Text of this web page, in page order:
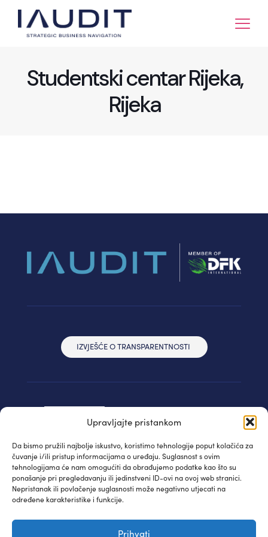
Upravljajte pristankom
Da bismo pružili najbolje iskustvo, koristimo tehnologije poput kolačića za
čuvanje i/ili pristup informacijama o uređaju. Suglasnost s ovim
tehnologijama će nam omogućiti da obrađujemo podatke kao što su
ponašanje pri pregledavanju ili jedinstveni ID-ovi na ovoj web stranici.
Nepristanak ili povlačenje suglasnosti može negativno utjecati na
određene karakteristike i funkcije.
Prihvati
Studentski centar Rijeka,
Rijeka
IZVJEŠĆE O TRANSPARENTNOSTI